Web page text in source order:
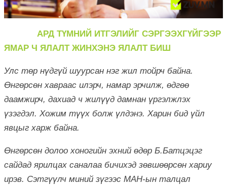
АРД ТҮМНИЙ ИТГЭЛИЙГ СЭРГЭЭХГҮЙГЭЭР
ЯМАР Ч ЯЛАЛТ ЖИНХЭНЭ ЯЛАЛТ БИШ
Улс төр нүдгүй шуурсан нэг жил тойрч байна.
Өнгөрсөн хавраас илэрч, намар эрчилж, өдгөө
даамжирч, дахиад ч жилүүд дамнан үргэлжлэх
үзэгдэл. Хожим түүх болж үлдэнэ. Харин бид үйл
явцыг харж байна.
Өнгөрсөн долоо хоногийн эхний өдөр Б.Батцэцэг
сайдад ярилцах саналаа бичихэд зөвшөөрсөн хариу
ирэв. Сэтгүүлч миний зүгээс МАН-ын талцал